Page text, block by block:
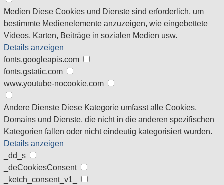
Medien Diese Cookies und Dienste sind erforderlich, um
bestimmte Medienelemente anzuzeigen, wie eingebettete
Videos, Karten, Beiträge in sozialen Medien usw.
Details anzeigen
fonts.googleapis.com
fonts.gstatic.com
www.youtube-nocookie.com
Andere Dienste Diese Kategorie umfasst alle Cookies,
Domains und Dienste, die nicht in die anderen spezifischen
Kategorien fallen oder nicht eindeutig kategorisiert wurden.
Details anzeigen
_dd_s
_deCookiesConsent
_ketch_consent_v1_